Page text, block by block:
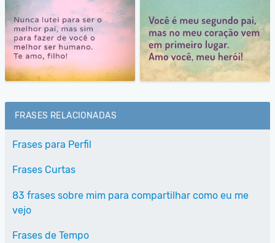
FRASES RELACIONADAS
Frases para Perfil
Frases Curtas
83 frases sobre mim para compartilhar como eu me
vejo
Frases de Tempo